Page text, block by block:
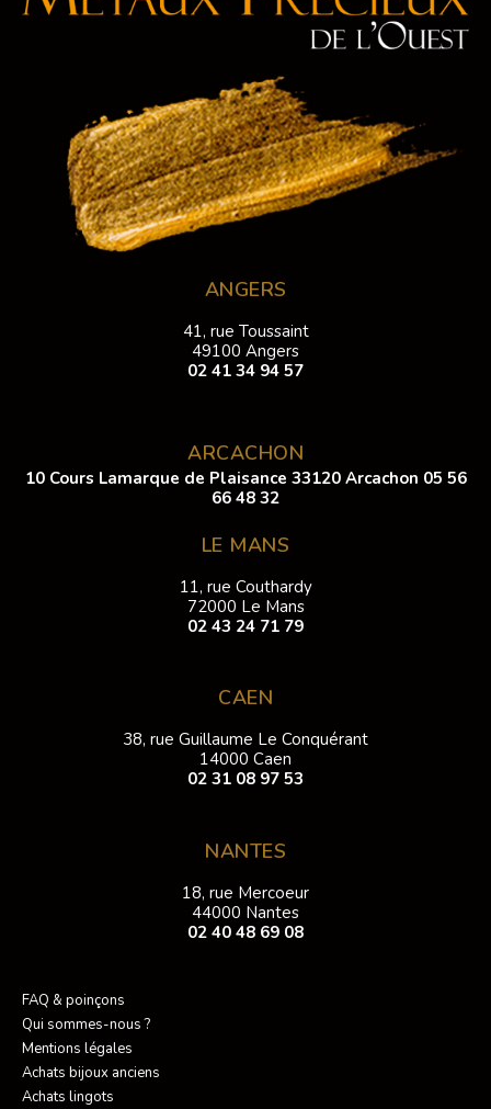
ANGERS
41, rue Toussaint
49100 Angers
02 41 34 94 57
ARCACHON
10 Cours Lamarque de Plaisance 33120 Arcachon 05 56
66 48 32
LE MANS
11, rue Couthardy
72000 Le Mans
02 43 24 71 79
CAEN
38, rue Guillaume Le Conquérant
14000 Caen
02 31 08 97 53
NANTES
18, rue Mercoeur
44000 Nantes
02 40 48 69 08
FAQ & poinçons
Qui sommes-nous ?
Mentions légales
Achats bijoux anciens
Achats lingots